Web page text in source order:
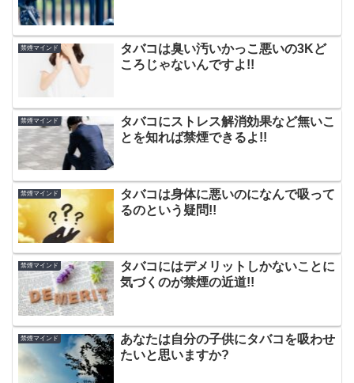
禁煙マインド
タバコは臭い汚いかっこ悪いの3Kど
ころじゃないんですよ!!
禁煙マインド
タバコにストレス解消効果など無いこ
とを知れば禁煙できるよ!!
禁煙マインド
タバコは身体に悪いのになんで吸って
るのという疑問!!
禁煙マインド
タバコにはデメリットしかないことに
気づくのが禁煙の近道!!
禁煙マインド
あなたは自分の子供にタバコを吸わせ
たいと思いますか?